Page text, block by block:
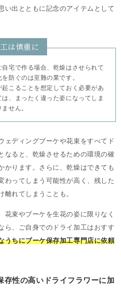
い出とともに記念のアイテムとして
は慎重に
自宅で作る場合、乾燥はさせられて
防ぐのは至難の業です。
起こることを想定しておく必要があ
は、まったく違った姿になってしま
せん。
ェディングブーケや花束をすべてド
なると、乾燥させるための環境の確
かります。さらに、乾燥はできても
わってしまう可能性が高く、残した
離れてしまうことも。
花束やブーケを生花の姿に限りなく
ら、ご自身でのドライ加工はおすす
うちにブーケ保存加工専門店に依頼
存性の高いドライフラワーに加